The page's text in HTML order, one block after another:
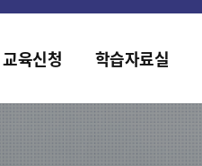
습니다.
교육신청 학습자료실